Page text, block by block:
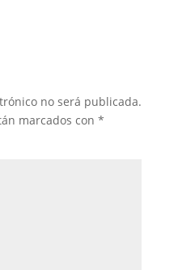
no será publicada.
marcados con *